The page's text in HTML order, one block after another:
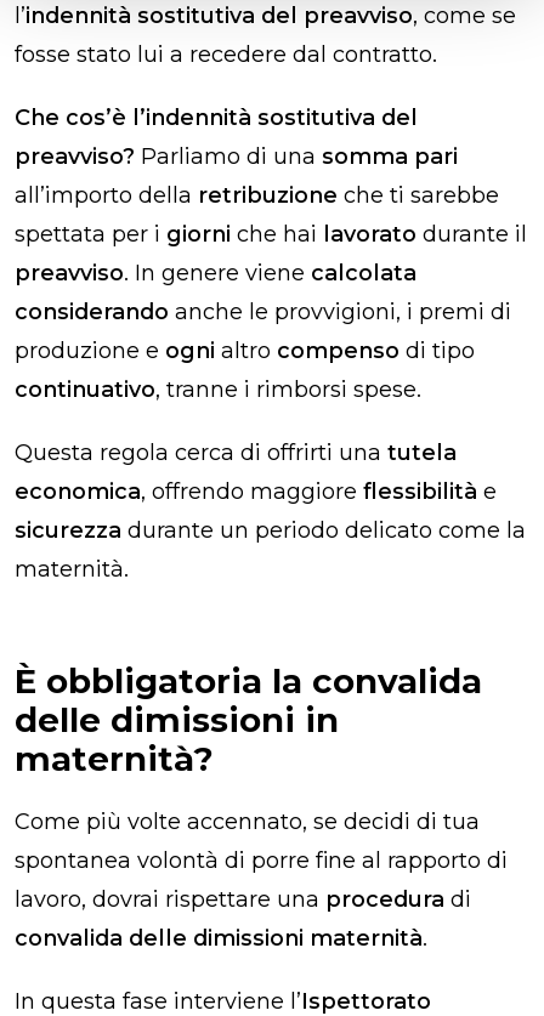
l’indennità sostitutiva del preavviso, come se
fosse stato lui a recedere dal contratto.
Che cos’è l’indennità sostitutiva del
preavviso? Parliamo di una somma pari
all’importo della retribuzione che ti sarebbe
spettata per i giorni che hai lavorato durante il
preavviso. In genere viene calcolata
considerando anche le provvigioni, i premi di
produzione e ogni altro compenso di tipo
continuativo, tranne i rimborsi spese.
Questa regola cerca di offrirti una tutela
economica, offrendo maggiore flessibilità e
sicurezza durante un periodo delicato come la
maternità.
È obbligatoria la convalida
delle dimissioni in
maternità?
Come più volte accennato, se decidi di tua
spontanea volontà di porre fine al rapporto di
lavoro, dovrai rispettare una procedura di
convalida delle dimissioni maternità.
In questa fase interviene l’Ispettorato